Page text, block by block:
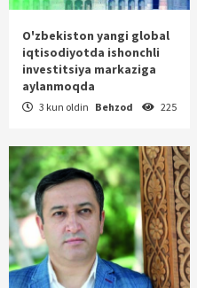
O'zbekiston yangi global
iqtisodiyotda ishonchli
investitsiya markaziga
aylanmoqda
3 kun oldin Behzod 225